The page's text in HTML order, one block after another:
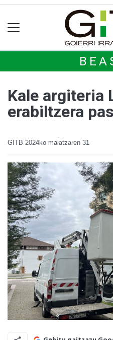
Kale argiteria
erabiltzera
GITB 2024ko maiatzaren 31